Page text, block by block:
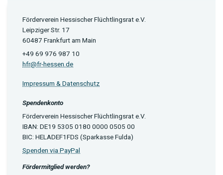
Förderverein Hessischer Flüchtlingsrat e.V.
Leipziger Str. 17
60487 Frankfurt am Main
+49 69 976 987 10
hfr@fr-hessen.de
Impressum & Datenschutz
Spendenkonto
Förderverein Hessischer Flüchtlingsrat e.V.
IBAN: DE19 5305 0180 0000 0505 00
BIC: HELADEF1FDS (Sparkasse Fulda)
Spenden via PayPal
Fördermitglied werden?